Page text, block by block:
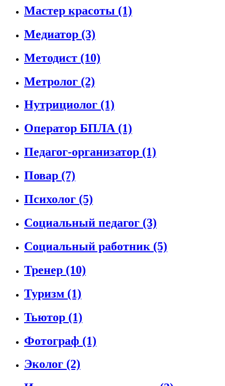
Мастер красоты (1)
Медиатор (3)
Методист (10)
Метролог (2)
Нутрициолог (1)
Оператор БПЛА (1)
Педагог-организатор (1)
Повар (7)
Психолог (5)
Социальный педагог (3)
Социальный работник (5)
Тренер (10)
Туризм (1)
Тьютор (1)
Фотограф (1)
Эколог (2)